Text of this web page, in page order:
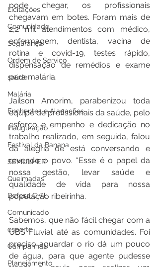
Licitações
Comunidade
Segurança
Ordem de Serviço
saúde
Malária
Enchentes e Alagações
Inauguração
Festival da Banana
SEMULHER
Queimadas
Defesa Civil
Comunicado
esporte
Campanhas
Planejamento
pode chegar, os profissionais
chegavam em botes. Foram mais de
2,2 mil atendimentos com médico,
enfermagem, dentista, vacina de
rotina e covid-19, testes rápido,
dispensação de remédios e exame
para malária.
Jailson Amorim, parabenizou toda
equipe de profissionais da saúde, pelo
esforço e empenho e dedicação no
trabalho realizado, em seguida, falou
da alegria de está conversando e
revendo o povo. “Esse é o papel da
nossa gestão, levar saúde e
qualidade de vida para nossa
população ribeirinha.
Sabemos, que não fácil chegar com a
UBS Fluvial até as comunidades. Foi
preciso aguardar o rio dá um pouco
de água, para que agente pudesse